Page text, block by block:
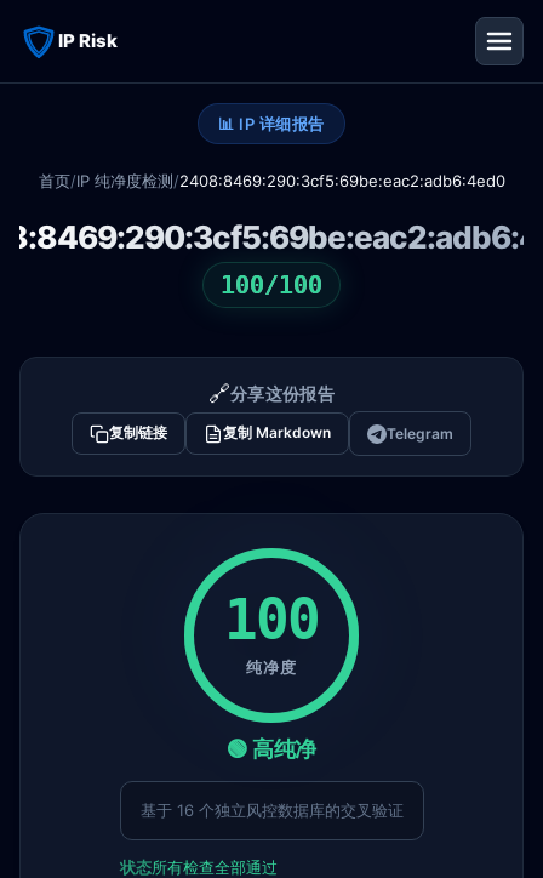
IP Risk
📊 IP 详细报告
首页/IP 纯净度检测/2408:8469:290:3cf5:69be:eac2:adb6:4ed0
100/100
🔗分享这份报告
复制链接 复制 Markdown Telegram
100
纯净度
🟢 高纯净
基于 16 个独立风控数据库的交叉验证
状态所有检查全部通过